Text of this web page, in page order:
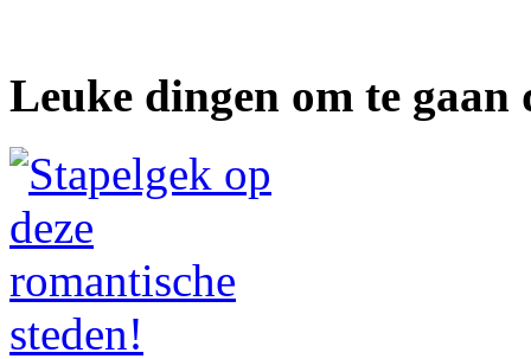
Leuke dingen om te gaan